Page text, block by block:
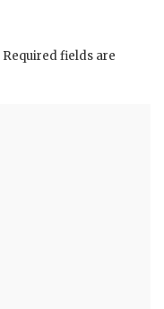
Required fields are